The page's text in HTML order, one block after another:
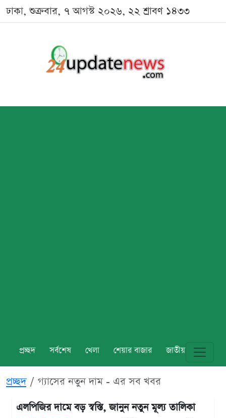
ঢাকা, শুক্রবার, ৭ আগস্ট ২০২৬, ২২ শ্রাবণ ১৪৩৩
প্রচ্ছদ সর্বশেষ খেলা শেয়ার বাজার জাতীয় বিশ্ব
প্রচ্ছদ গ্যাসের নতুন দাম - এর সব খবর
এলপিজির দামে বড় স্বস্তি, জানুন নতুন মূল্য তালিকা